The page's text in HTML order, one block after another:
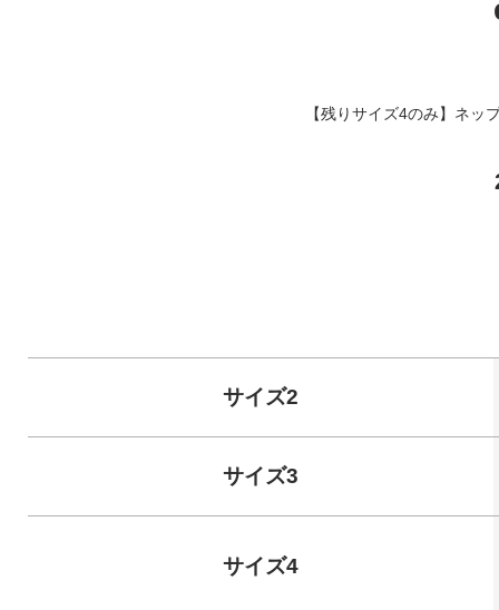
【残りサイズ4のみ】ネッ
サイズ2
サイズ3
サイズ4